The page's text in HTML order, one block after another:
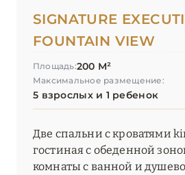
SIGNATURE
FOUNTAIN VIEW
Площадь:200 М²
Максимальное размещение:
5 взрослых и 1 ребенок
Две спальни с кроватями
гостиная с обеденной
комнаты с ванной и